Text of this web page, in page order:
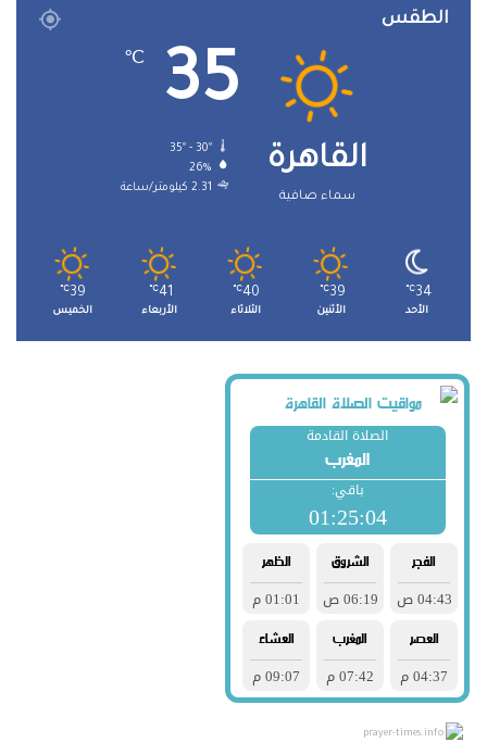
الطقس
القاهرة
سماء صافية
35
℃
35º - 30º
26%
2.31 كيلومتر/ساعة
34
℃
الأحد
39
℃
الأثنين
40
℃
الثلاثاء
41
℃
الأربعاء
39
℃
الخميس
prayer-times.info